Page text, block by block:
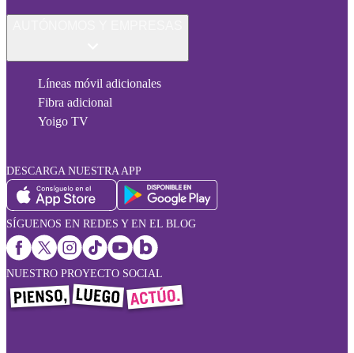
Líneas móvil adicionales
Fibra adicional
Yoigo TV
DESCARGA NUESTRA APP
SÍGUENOS EN REDES Y EN EL BLOG
NUESTRO PROYECTO SOCIAL